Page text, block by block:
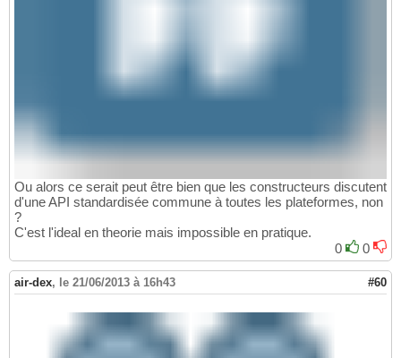
Ou alors ce serait peut être bien que les constructeurs discutent
d'une API standardisée commune à toutes les plateformes, non
?
C'est l'ideal en theorie mais impossible en pratique.
0
0
air-dex, le 21/06/2013 à 16h43 #60